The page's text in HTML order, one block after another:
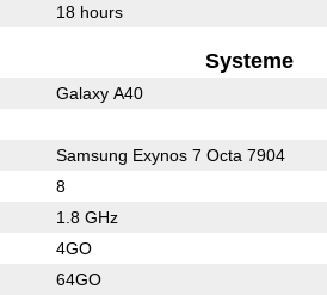
18 hours
Systeme
Galaxy A40
Samsung Exynos 7 Octa 7904
8
1.8 GHz
4GO
64GO